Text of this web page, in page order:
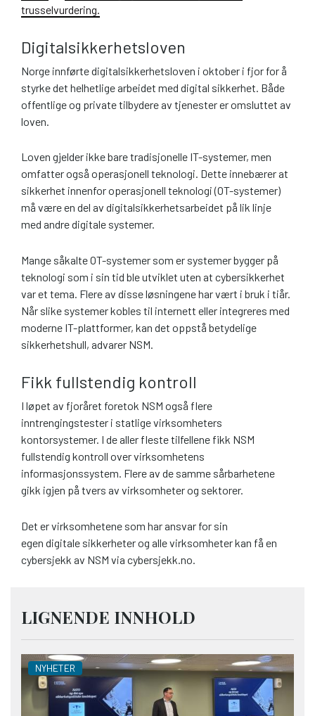
trusselvurdering.
Digitalsikkerhetsloven
Norge innførte digitalsikkerhetsloven i oktober i fjor for å
styrke det helhetlige arbeidet med digital sikkerhet. Både
offentlige og private tilbydere av tjenester er omsluttet av
loven.
Loven gjelder ikke bare tradisjonelle IT-systemer, men
omfatter også operasjonell teknologi. Dette innebærer at
sikkerhet innenfor operasjonell teknologi (OT-systemer)
må være en del av digitalsikkerhetsarbeidet på lik linje
med andre digitale systemer.
Mange såkalte OT-systemer som er systemer bygger på
teknologi som i sin tid ble utviklet uten at cybersikkerhet
var et tema. Flere av disse løsningene har vært i bruk i tiår.
Når slike systemer kobles til internett eller integreres med
moderne IT-plattformer, kan det oppstå betydelige
sikkerhetshull, advarer NSM.
Fikk fullstendig kontroll
I løpet av fjoråret foretok NSM også flere
inntrengingstester i statlige virksomheters
kontorsystemer. I de aller fleste tilfellene fikk NSM
fullstendig kontroll over virksomhetens
informasjonssystem. Flere av de samme sårbarhetene
gikk igjen på tvers av virksomheter og sektorer.
Det er virksomhetene som har ansvar for sin
egen digitale sikkerheter og alle virksomheter kan få en
cybersjekk av NSM via cybersjekk.no.
LIGNENDE INNHOLD
NYHETER